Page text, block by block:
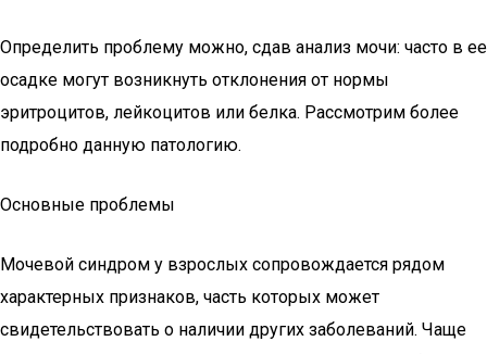
Определить проблему можно, сдав анализ мочи: часто в ее
осадке могут возникнуть отклонения от нормы
эритроцитов, лейкоцитов или белка. Рассмотрим более
подробно данную патологию.
Основные проблемы
Мочевой синдром у взрослых сопровождается рядом
характерных признаков, часть которых может
свидетельствовать о наличии других заболеваний. Чаще